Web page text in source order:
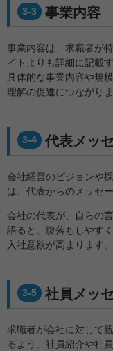
3-3 事業内容
事業内容は、求職者が
イトよりも詳細に記載
具体的な事業内容や規
理解の促進につながりま
3-4 代表メッ
会社経営のビジョンや
は、代表からのメッセ
会社の代表が、自らの
語ると、腹落ちしやす
入社意欲が高まります。
3-5 社員メッ
求職者が会社に対して
るよう、社員紹介や社